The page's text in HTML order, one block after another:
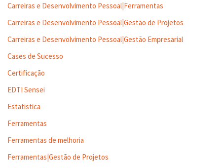
Carreiras e Desenvolvimento Pessoal|Ferramentas
Carreiras e Desenvolvimento Pessoal|Gestão de Projetos
Carreiras e Desenvolvimento Pessoal|Gestão Empresarial
Cases de Sucesso
Certificação
EDTI Sensei
Estatistica
Ferramentas
Ferramentas de melhoria
Ferramentas|Gestão de Projetos